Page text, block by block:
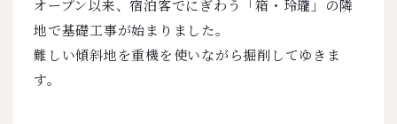
オープン以来、宿泊客でにぎわう「箱・玲瓏」の隣
地で基礎工事が始まりました。
難しい傾斜地を重機を使いながら掘削してゆきま
す。